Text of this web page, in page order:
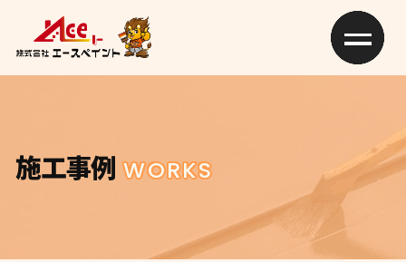
施工事例 WORKS